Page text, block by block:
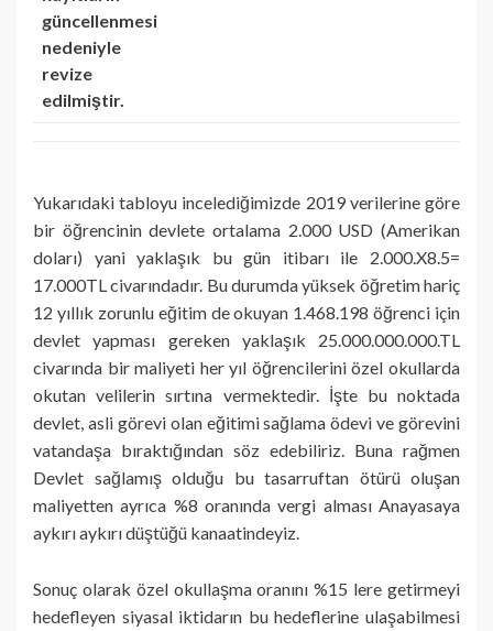
güncellenmesi
nedeniyle
revize
edilmiştir.
Yukarıdaki tabloyu incelediğimizde 2019 verilerine göre
bir öğrencinin devlete ortalama 2.000 USD (Amerikan
doları) yani yaklaşık bu gün itibarı ile 2.000.X8.5=
17.000TL civarındadır. Bu durumda yüksek öğretim hariç
12 yıllık zorunlu eğitim de okuyan 1.468.198 öğrenci için
devlet yapması gereken yaklaşık 25.000.000.000.TL
civarında bir maliyeti her yıl öğrencilerini özel okullarda
okutan velilerin sırtına vermektedir. İşte bu noktada
devlet, asli görevi olan eğitimi sağlama ödevi ve görevini
vatandaşa bıraktığından söz edebiliriz. Buna rağmen
Devlet sağlamış olduğu bu tasarruftan ötürü oluşan
maliyetten ayrıca %8 oranında vergi alması Anayasaya
aykırı aykırı düştüğü kanaatindeyiz.
Sonuç olarak özel okullaşma oranını %15 lere getirmeyi
hedefleyen siyasal iktidarın bu hedeflerine ulaşabilmesi